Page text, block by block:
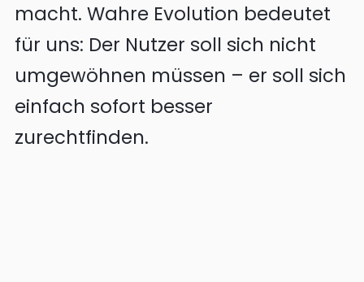
macht. Wahre Evolution bedeutet
für uns: Der Nutzer soll sich nicht
umgewöhnen müssen – er soll sich
einfach sofort besser
zurechtfinden.